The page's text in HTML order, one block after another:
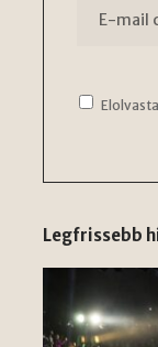
Legfrissebb